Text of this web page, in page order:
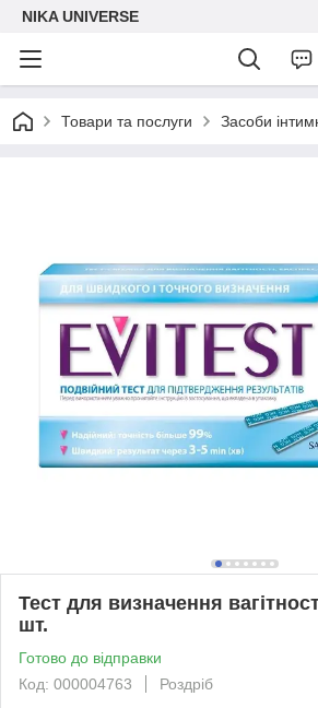
NIKA UNIVERSE
Товари та послуги Засоби
Тест для визначення
шт.
Готово до відправки
Код: 000004763
Роздріб